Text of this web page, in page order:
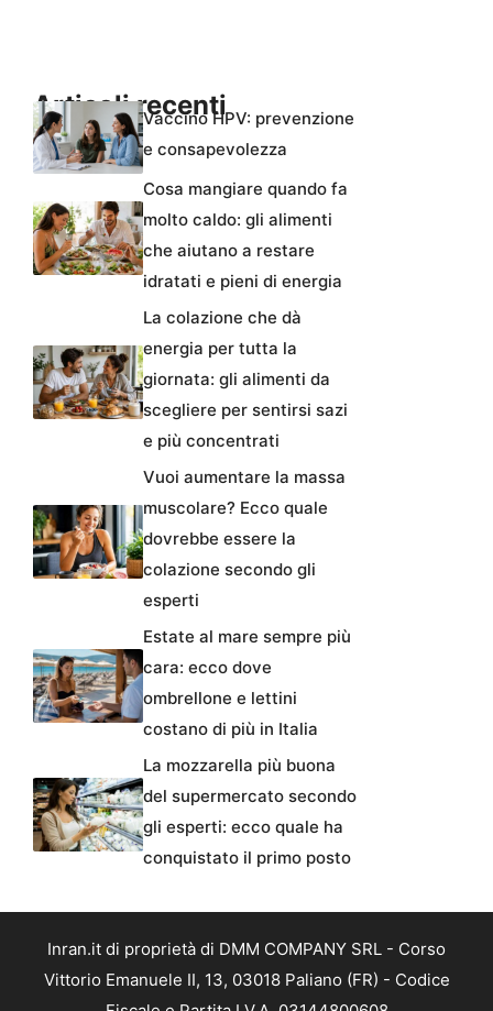
Articoli recentiVaccino HPV: prevenzione
e consapevolezza
Cosa mangiare quando fa
molto caldo: gli alimenti
che aiutano a restare
idratati e pieni di energia
La colazione che dà
energia per tutta la
giornata: gli alimenti da
scegliere per sentirsi sazi
e più concentrati
Vuoi aumentare la massa
muscolare? Ecco quale
dovrebbe essere la
colazione secondo gli
esperti
Estate al mare sempre più
cara: ecco dove
ombrellone e lettini
costano di più in Italia
La mozzarella più buona
del supermercato secondo
gli esperti: ecco quale ha
conquistato il primo posto
Inran.it di proprietà di DMM COMPANY SRL - Corso
Vittorio Emanuele II, 13, 03018 Paliano (FR) - Codice